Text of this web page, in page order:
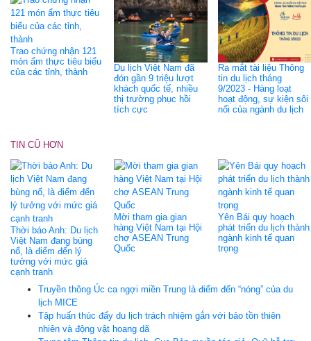
Trao chứng nhận 121
món ẩm thực tiêu biểu
của các tỉnh, thành
Du lịch Việt Nam đã
đón gần 9 triệu lượt
khách quốc tế, nhiều
thị trường phục hồi
tích cực
Ra mắt tài liệu Thông
tin du lịch tháng
9/2023 - Hàng loạt
hoạt động, sự kiện sôi
nổi của ngành du lịch
TIN CŨ HƠN
Thời báo Anh: Du lịch
Việt Nam đang bùng
nổ, là điểm đến lý
tưởng với mức giá
cạnh tranh
Mời tham gia gian
hàng Việt Nam tại Hội
chợ ASEAN Trung
Quốc
Yên Bái quy hoạch
phát triển du lịch thành
ngành kinh tế quan
trọng
Truyền thông Úc ca ngợi miền Trung là điểm đến “nóng” của du
lịch MICE
Tập huấn thúc đẩy du lịch trách nhiệm gắn với bảo tồn thiên
nhiên và động vật hoang dã